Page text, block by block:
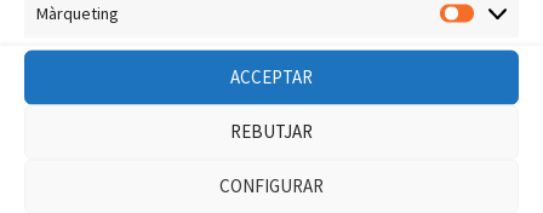
Màrqueting
ACCEPTAR
REBUTJAR
CONFIGURAR